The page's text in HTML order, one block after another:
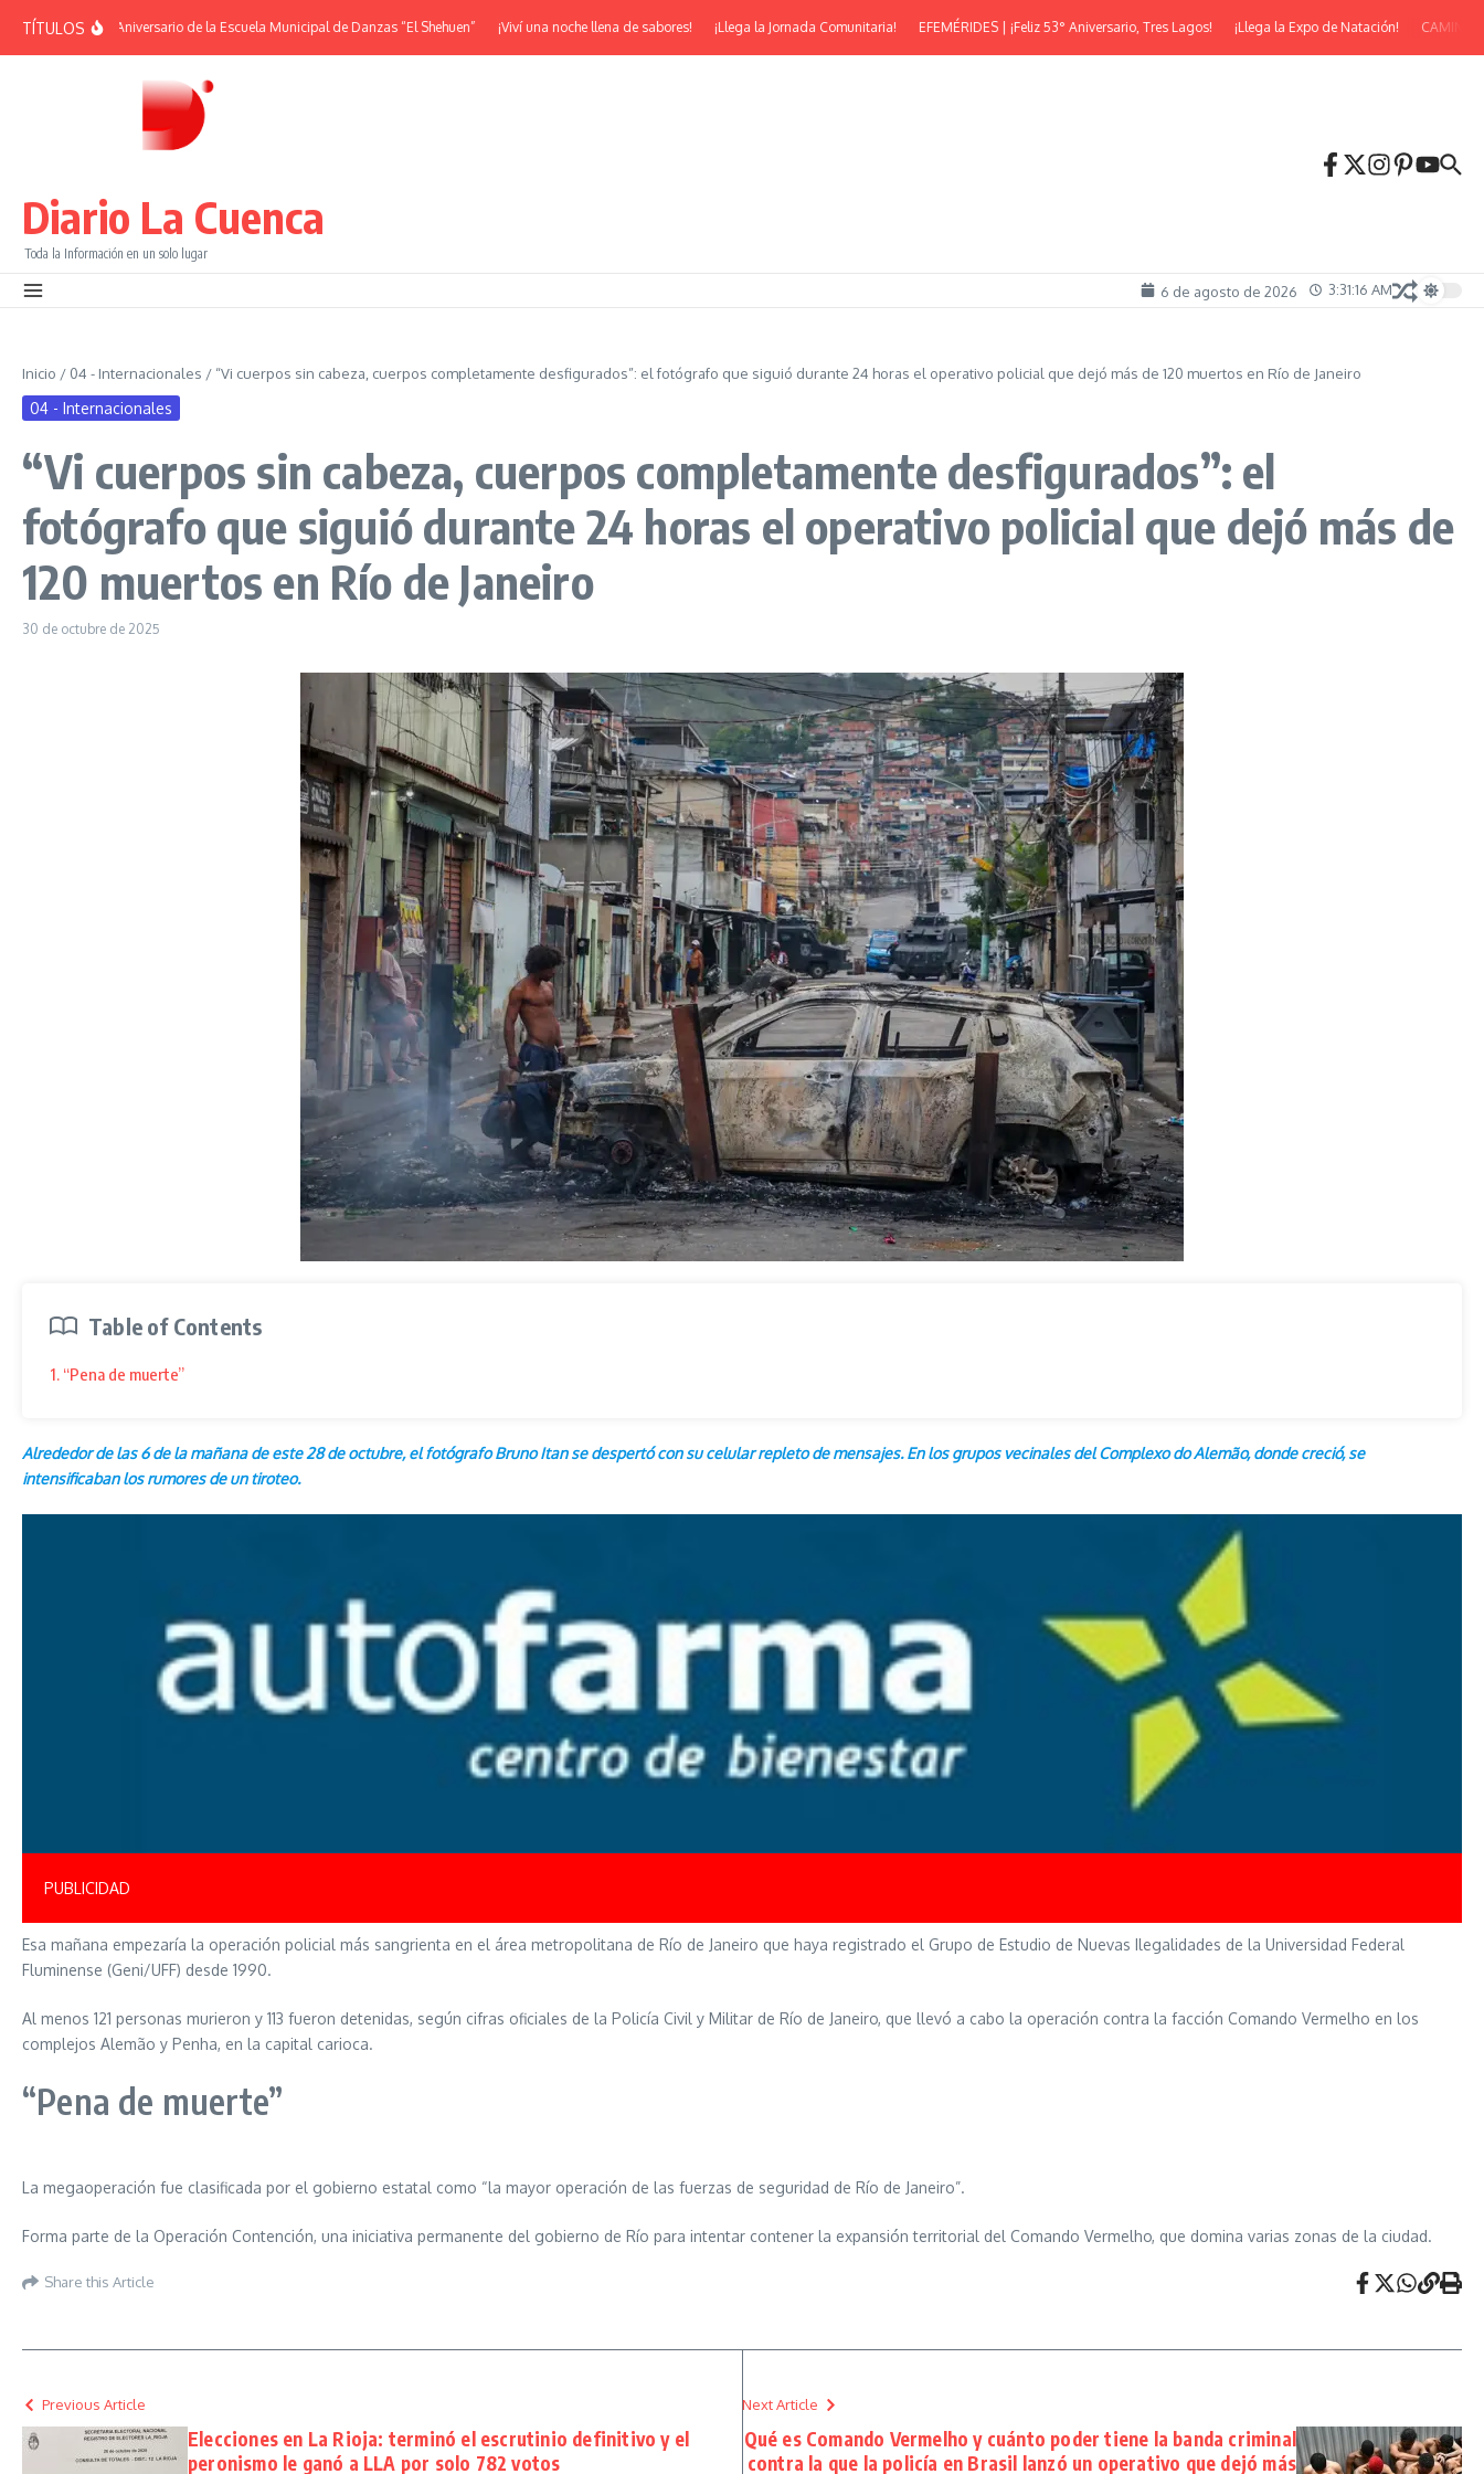
TÍTULOS| 38° Aniversario de la Escuela Municipal de Danzas “El Shehuen” ¡Viví una noche llena de sabores! ¡Llega la Jornada Comunitaria! EFEMÉRIDES | ¡Feliz 53° Aniversario, Tres Lagos! ¡Llega la Expo de Natación! CAMINATA
Diario La Cuenca
Toda la Información en un solo lugar
6 de agosto de 2026 3:31:17 AM
Inicio / 04 - Internacionales / “Vi cuerpos sin cabeza, cuerpos completamente desfigurados”: el fotógrafo que siguió durante 24 horas el operativo policial que dejó más de 120 muertos en Río de Janeiro
04 - Internacionales
“Vi cuerpos sin cabeza, cuerpos completamente desfigurados”: el
fotógrafo que siguió durante 24 horas el operativo policial que dejó más de
120 muertos en Río de Janeiro
30 de octubre de 2025
Table of Contents
1. “Pena de muerte”
Alrededor de las 6 de la mañana de este 28 de octubre, el fotógrafo Bruno Itan se despertó con su celular repleto de mensajes. En los grupos vecinales del Complexo do Alemão, donde creció, se
intensificaban los rumores de un tiroteo.
PUBLICIDAD
Esa mañana empezaría la operación policial más sangrienta en el área metropolitana de Río de Janeiro que haya registrado el Grupo de Estudio de Nuevas Ilegalidades de la Universidad Federal
Fluminense (Geni/UFF) desde 1990.
Al menos 121 personas murieron y 113 fueron detenidas, según cifras oficiales de la Policía Civil y Militar de Río de Janeiro, que llevó a cabo la operación contra la facción Comando Vermelho en los
complejos Alemão y Penha, en la capital carioca.
“Pena de muerte”
La megaoperación fue clasificada por el gobierno estatal como “la mayor operación de las fuerzas de seguridad de Río de Janeiro”.
Forma parte de la Operación Contención, una iniciativa permanente del gobierno de Río para intentar contener la expansión territorial del Comando Vermelho, que domina varias zonas de la ciudad.
Share this Article
Previous Article
Elecciones en La Rioja: terminó el escrutinio definitivo y el
peronismo le ganó a LLA por solo 782 votos
Next Article
Qué es Comando Vermelho y cuánto poder tiene la banda criminal
contra la que la policía en Brasil lanzó un operativo que dejó más